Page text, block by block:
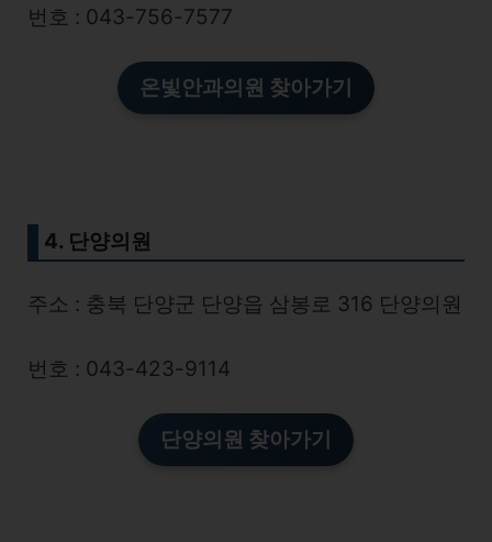
번호 : 043-756-7577
온빛안과의원 찾아가기
4. 단양의원
주소 : 충북 단양군 단양읍 삼봉로 316 단양의원
번호 : 043-423-9114
단양의원 찾아가기